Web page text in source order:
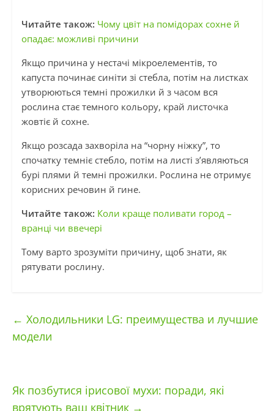
Читайте також: Чому цвіт на помідорах сохне й
опадає: можливі причини
Якщо причина у нестачі мікроелементів, то
капуста починає синіти зі стебла, потім на листках
утворюються темні прожилки й з часом вся
рослина стає темного кольору, край листочка
жовтіє й сохне.
Якщо розсада захворіла на “чорну ніжку”, то
спочатку темніє стебло, потім на листі з’являються
бурі плями й темні прожилки. Рослина не отримує
корисних речовин й гине.
Читайте також: Коли краще поливати город –
вранці чи ввечері
Тому варто зрозуміти причину, щоб знати, як
рятувати рослину.
← Холодильники LG: преимущества и лучшие
модели
Як позбутися ірисової мухи: поради, які
врятують ваш квітник →